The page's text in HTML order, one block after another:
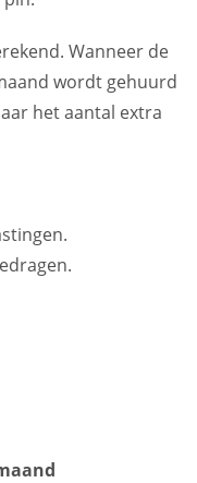
Wanneer de
wordt gehuurd
het aantal extra